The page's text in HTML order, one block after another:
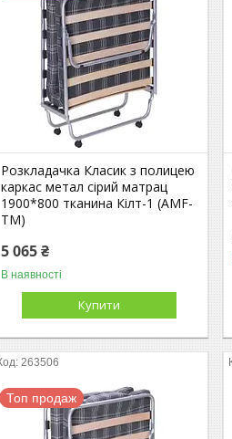
Розкладачка Класик з полицею
каркас метал сірий матрац
1900*800 тканина Кілт-1 (AMF-
ТМ)
5 065 ₴
В наявності
Купити
263506
Топ продаж